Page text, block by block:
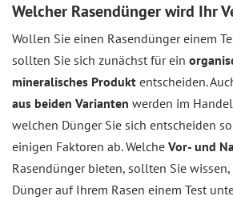
Welcher Rasendünger wird Ihr
Wollen Sie einen Rasendünger einem
sollten Sie sich zunächst für ein
mineralisches Produkt entscheiden.
aus beiden Varianten werden im
welchen Dünger Sie sich entscheiden
einigen Faktoren ab. Welche Vor- und
Rasendünger bieten, sollten Sie
Dünger auf Ihrem Rasen einem Test